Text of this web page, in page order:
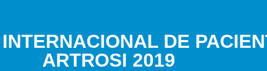
DE
ARTROSI 2019